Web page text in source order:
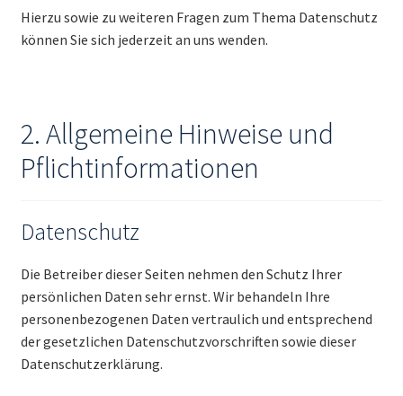
Hierzu sowie zu weiteren Fragen zum Thema Datenschutz
können Sie sich jederzeit an uns wenden.
2. Allgemeine Hinweise und
Pflicht­informationen
Datenschutz
Die Betreiber dieser Seiten nehmen den Schutz Ihrer
persönlichen Daten sehr ernst. Wir behandeln Ihre
personenbezogenen Daten vertraulich und entsprechend
der gesetzlichen Datenschutzvorschriften sowie dieser
Datenschutzerklärung.